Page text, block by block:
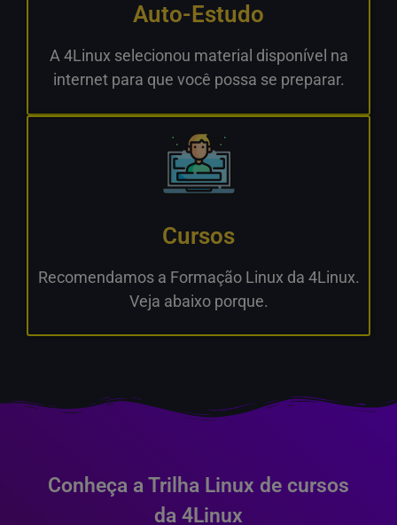
Auto-Estudo
A 4Linux selecionou material disponível na
internet para que você possa se preparar.
Cursos
Recomendamos a Formação Linux da 4Linux.
Veja abaixo porque.
Conheça a Trilha Linux de cursos
da 4Linux